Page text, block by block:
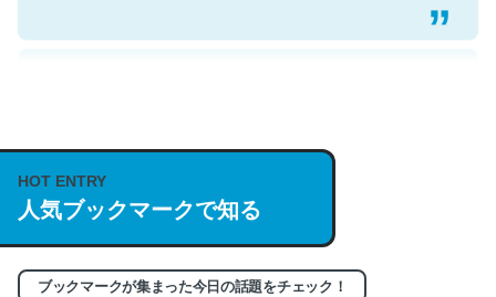
https://isobe324649.hatenablog.com/entry/2023/03/27
/064121
─GPTの仕組みと限界についての考察（１） - conceptualization
HOT ENTRY
人気ブックマークで知る
ブックマークが集まった今日の話題をチェック！